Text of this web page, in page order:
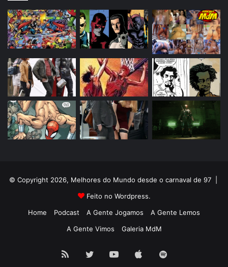
© Copyright 2026, Melhores do Mundo desde o carnaval de 97 |
Feito no Wordpress.
Home
Podcast A Gente Jogamos
A Gente Lemos
A Gente Vimos
Galeria MdM
Twitter YouTubeAppleSpotify